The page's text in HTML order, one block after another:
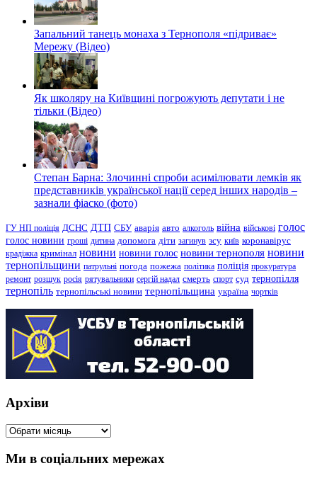
Запальний танець монаха з Тернополя «підриває»
Мережу (Відео)
Як школяру на Київщині погрожують депутати і не
тільки (Відео)
Степан Барна: Злочинні спроби асимілювати лемків як
представників української нації серед інших народів –
зазнали фіаско (фото)
ГУ НП поліція ДСНС ДТП СБУ аварія авто алкоголь війна військові голос
голос новини гроші дитина допомога діти загинув зсу київ коронавірус
крадіжка кримінал новини новини голос новини тернополя новини
тернопільщини патрульні погода пожежа політика поліція прокуратура
ремонт розшук росія рятувальники сергій надал смерть спорт суд тернопілля
тернопіль тернопільські новини тернопільщина україна чортків
Архіви
Архіви
Ми в соціальних мережах